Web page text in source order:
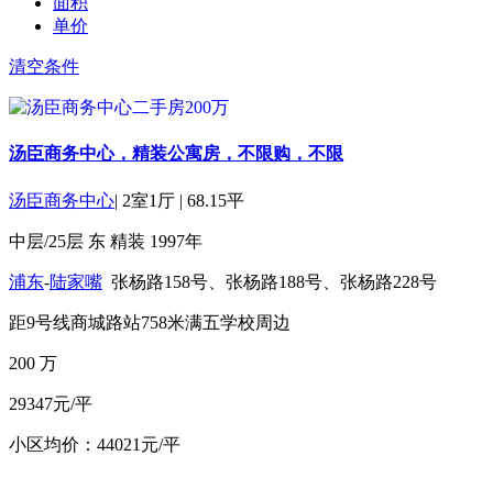
单价
清空条件
汤臣商务中心，精装公寓房，不限购，不限
汤臣商务中心| 2室1厅 | 68.15平
中层/25层 东 精装 1997年
浦东-陆家嘴 张杨路158号、张杨路188号、张杨路228号
距9号线商城路站758米满五学校周边
200 万
29347元/平
小区均价：44021元/平